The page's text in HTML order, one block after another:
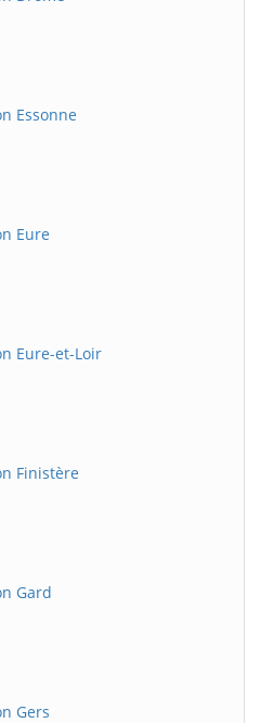
Essonne
Eure
Eure-et-Loir
Finistère
Gard
Gers